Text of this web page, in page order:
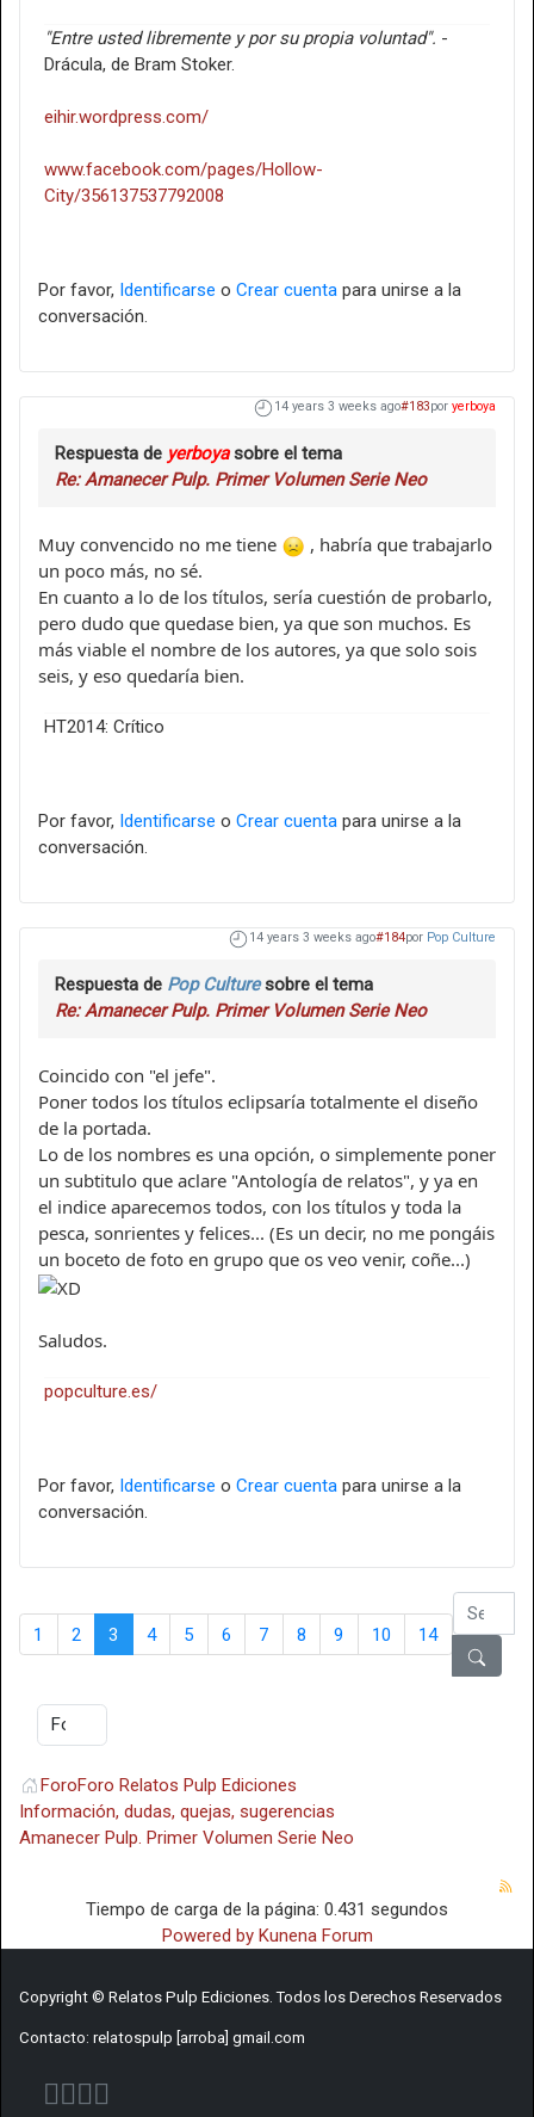
"Entre usted libremente y por su propia voluntad". -
Drácula, de Bram Stoker.
eihir.wordpress.com/
www.facebook.com/pages/Hollow-
City/356137537792008
Por favor, Identificarse o Crear cuenta para unirse a la
conversación.
14 years 3 weeks ago#183por yerboya
Respuesta de yerboyasobre el tema
Re: Amanecer Pulp. Primer Volumen Serie Neo
Muy convencido no me tiene
, habría que trabajarlo
un poco más, no sé.
En cuanto a lo de los títulos, sería cuestión de probarlo,
pero dudo que quedase bien, ya que son muchos. Es
más viable el nombre de los autores, ya que solo sois
seis, y eso quedaría bien.
HT2014: Crítico
Por favor, Identificarse o Crear cuenta para unirse a la
conversación.
14 years 3 weeks ago#184por Pop Culture
Respuesta de Pop Culturesobre el tema
Re: Amanecer Pulp. Primer Volumen Serie Neo
Coincido con "el jefe".
Poner todos los títulos eclipsaría totalmente el diseño
de la portada.
Lo de los nombres es una opción, o simplemente poner
un subtitulo que aclare "Antología de relatos", y ya en
el indice aparecemos todos, con los títulos y toda la
pesca, sonrientes y felices... (Es un decir, no me pongáis
un boceto de foto en grupo que os veo venir, coñe...)
Saludos.
popculture.es/
Por favor, Identificarse o Crear cuenta para unirse a la
conversación.
1 2 3 4 5 6 7 8 9 10 14
ForoForo Relatos Pulp Ediciones
Información, dudas, quejas, sugerencias
Amanecer Pulp. Primer Volumen Serie Neo
Tiempo de carga de la página: 0.431 segundos
Powered by Kunena Forum
Copyright © Relatos Pulp Ediciones. Todos los Derechos Reservados
Contacto: relatospulp [arroba] gmail.com